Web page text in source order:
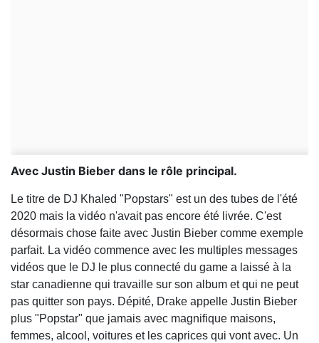
Avec Justin Bieber dans le rôle principal.
Le titre de DJ Khaled "Popstars" est un des tubes de l'été
2020 mais la vidéo n'avait pas encore été livrée. C'est
désormais chose faite avec Justin Bieber comme exemple
parfait. La vidéo commence avec les multiples messages
vidéos que le DJ le plus connecté du game a laissé à la
star canadienne qui travaille sur son album et qui ne peut
pas quitter son pays. Dépité, Drake appelle Justin Bieber
plus "Popstar" que jamais avec magnifique maisons,
femmes, alcool, voitures et les caprices qui vont avec. Un